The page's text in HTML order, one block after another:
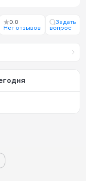
0.0
Нет отзывов
Задать
вопрос